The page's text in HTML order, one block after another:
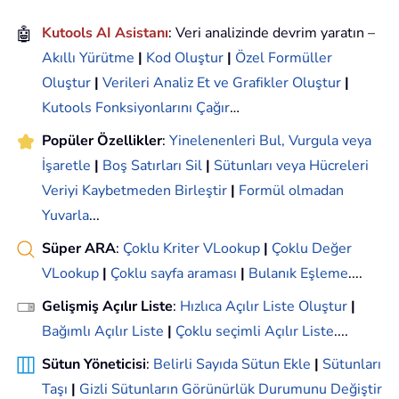
🤖 Kutools AI Asistanı: Veri analizinde devrim yaratın –
Akıllı Yürütme | Kod Oluştur | Özel Formüller
Oluştur | Verileri Analiz Et ve Grafikler Oluştur |
Kutools Fonksiyonlarını Çağır…
Popüler Özellikler: Yinelenenleri Bul, Vurgula veya
İşaretle | Boş Satırları Sil | Sütunları veya Hücreleri
Veriyi Kaybetmeden Birleştir | Formül olmadan
Yuvarla...
Süper ARA: Çoklu Kriter VLookup | Çoklu Değer
VLookup | Çoklu sayfa araması | Bulanık Eşleme....
Gelişmiş Açılır Liste: Hızlıca Açılır Liste Oluştur |
Bağımlı Açılır Liste | Çoklu seçimli Açılır Liste....
Sütun Yöneticisi: Belirli Sayıda Sütun Ekle | Sütunları
Taşı | Gizli Sütunların Görünürlük Durumunu Değiştir